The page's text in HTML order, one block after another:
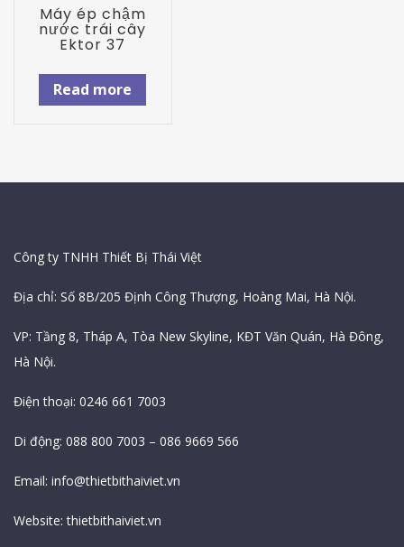
Máy ép chậm
nước trái cây
Ektor 37
Read more
Công ty TNHH Thiết Bị Thái Việt
Địa chỉ: Số 8B/205 Định Công Thượng, Hoàng Mai, Hà Nội.
VP: Tầng 8, Tháp A, Tòa New Skyline, KĐT Văn Quán, Hà Đông,
Hà Nội.
Điện thoại: 0246 661 7003
Di động: 088 800 7003 – 086 9669 566
Email: info@thietbithaiviet.vn
Website:thietbithaiviet.vn